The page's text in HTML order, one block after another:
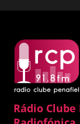
Rádio